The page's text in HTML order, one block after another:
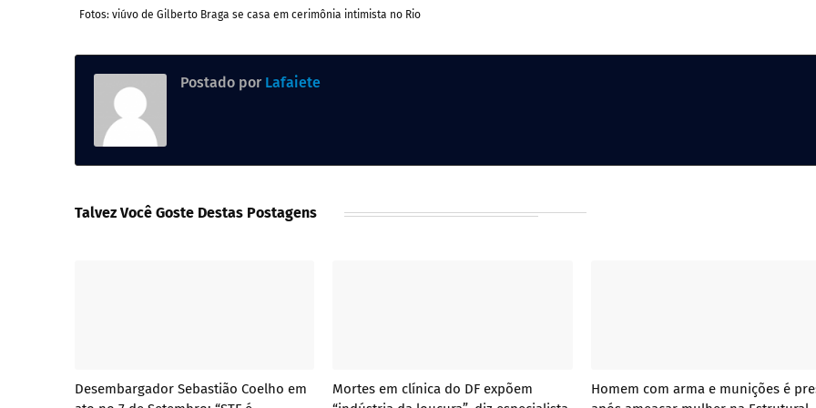
Fotos: viúvo de Gilberto Braga se casa em cerimônia intimista no Rio
Postado por Lafaiete
Talvez Você Goste Destas Postagens
Desembargador Sebastião Coelho em
Mortes em clínica do DF expõem
Homem com arma e munições é